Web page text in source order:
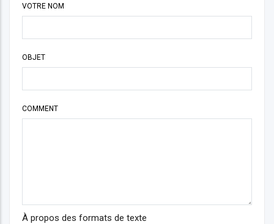
VOTRE NOM
OBJET
COMMENT
À propos des formats de texte